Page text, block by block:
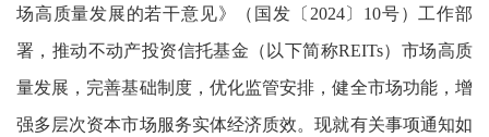
场高质量发展的若干意见》（国发〔2024〕10号）工作部
署，推动不动产投资信托基金（以下简称REITs）市场高质
量发展，完善基础制度，优化监管安排，健全市场功能，增
强多层次资本市场服务实体经济质效。现就有关事项通知如